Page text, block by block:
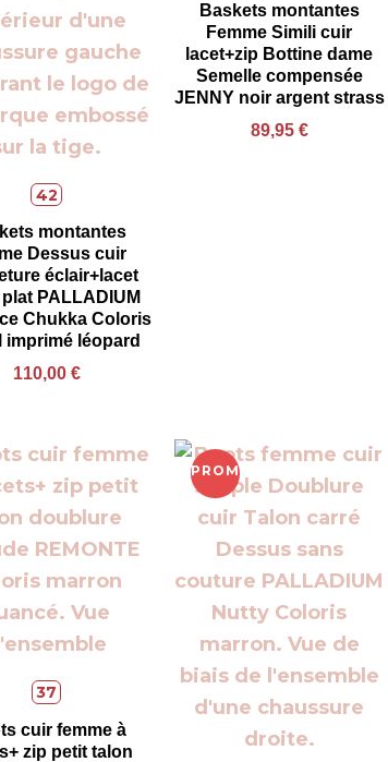
42
montantes
Dessus cuir
éclair+lacet
PALLADIUM
Chukka Coloris
imprimé léopard
110,00 €
Baskets montantes
Femme Simili cuir
lacet+zip Bottine dame
Semelle compensée
JENNY noir argent strass
89,95 €
37
cuir femme à
zip petit talon
PROMO !